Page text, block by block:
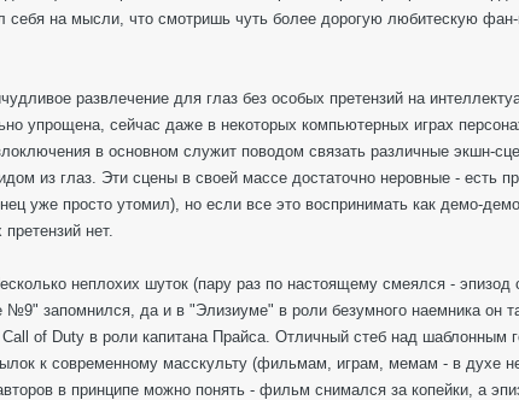
себя на мысли, что смотришь чуть более дорогую любитескую
развлечение для глаз без особых претензий на
упрощена, сейчас даже в некоторых компьютерных играх
в основном служит поводом связать различные экшн-
из глаз. Эти сцены в своей массе достаточно неровные - есть
уже просто утомил), но если все это воспринимать как демо-
нет.
неплохих шуток (пару раз по настоящему смеялся -
запомнился, да и в "Элизиуме" в роли безумного наемника он
Call of Duty в роли капитана Прайса. Отличный стеб над
к современному масскульту (фильмам, играм, мемам - в духе
в принципе можно понять - фильм снимался за копейки, а